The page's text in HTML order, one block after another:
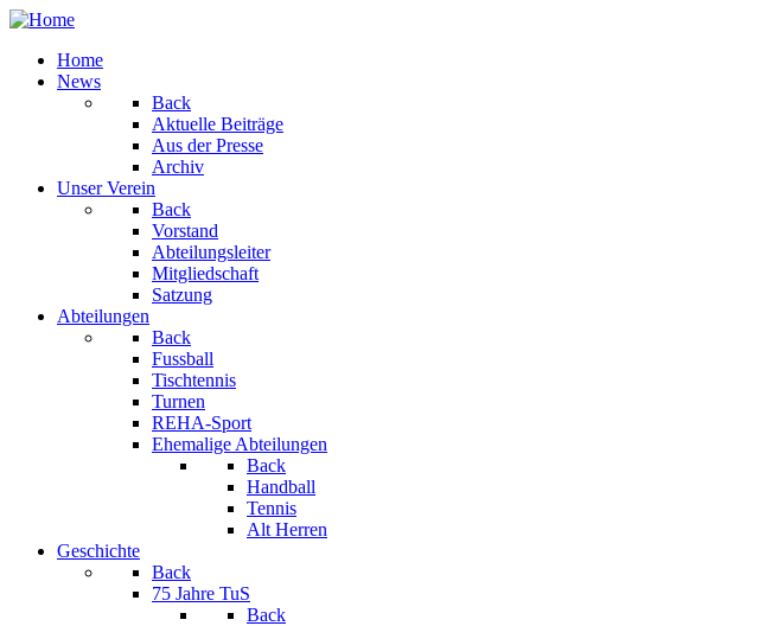
Home
News
Back
Aktuelle Beiträge
Aus der Presse
Archiv
Unser Verein
Back
Vorstand
Abteilungsleiter
Mitgliedschaft
Satzung
Abteilungen
Back
Fussball
Tischtennis
Turnen
REHA-Sport
Ehemalige Abteilungen
Back
Handball
Tennis
Alt Herren
Geschichte
Back
75 Jahre TuS
Back